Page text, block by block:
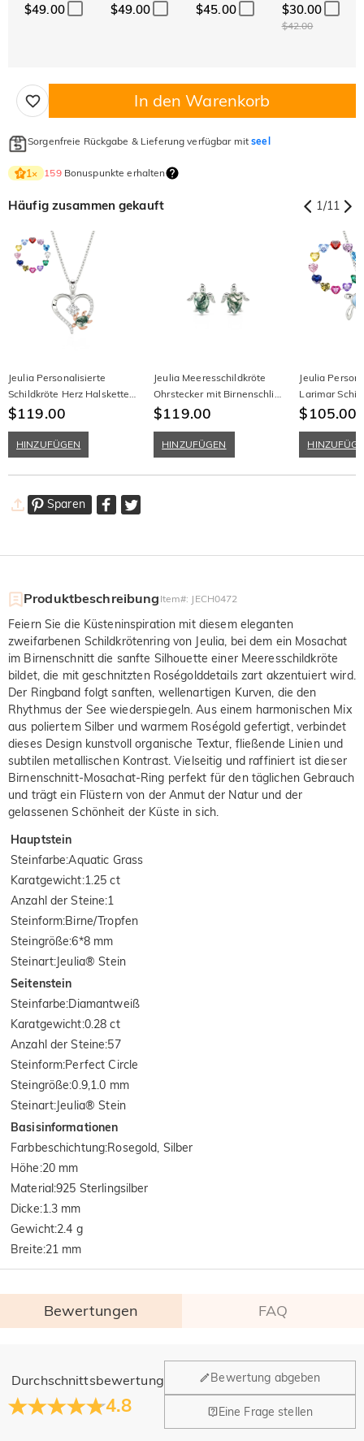
$49.00 $49.00 $45.00 $30.00
$42.00
In den Warenkorb
Sorgenfreie Rückgabe & Lieferung verfügbar mitseel
1× 159Bonuspunkte erhalten
Häufig zusammen gekauft 1/11
Jeulia Personalisierte
Schildkröte Herz Halskette
mit Moosachat und
$119.00
HINZUFÜGEN
Jeulia Meeresschildkröte
Ohrstecker mit Birnenschliff
Moosachat
$119.00
HINZUFÜGEN
Jeulia
Larimar
Halskette mit
$105.00
Sparen
Produktbeschreibung Item#: JECH0472
Feiern Sie die Küsteninspiration mit diesem eleganten
zweifarbenen Schildkrötenring von Jeulia, bei dem ein Mosachat
im Birnenschnitt die sanfte Silhouette einer Meeresschildkröte
bildet, die mit geschnitzten Roségolddetails zart akzentuiert wird.
Der Ringband folgt sanften, wellenartigen Kurven, die den
Rhythmus der See wiederspiegeln. Aus einem harmonischen Mix
aus poliertem Silber und warmem Roségold gefertigt, verbindet
dieses Design kunstvoll organische Textur, fließende Linien und
subtilen metallischen Kontrast. Vielseitig und raffiniert ist dieser
Birnenschnitt-Mosachat-Ring perfekt für den täglichen Gebrauch
und trägt ein Flüstern von der Anmut der Natur und der
gelassenen Schönheit der Küste in sich.
Hauptstein
Steinfarbe:Aquatic Grass
Karatgewicht:1.25 ct
Anzahl der Steine:1
Steinform:Birne/Tropfen
Steingröße:6*8 mm
Steinart: Jeulia® Stein
Seitenstein
Steinfarbe:Diamantweiß
Karatgewicht:0.28 ct
Anzahl der Steine:57
Steinform:Perfect Circle
Steingröße:0.9,1.0 mm
Steinart: Jeulia® Stein
Basisinformationen
Farbbeschichtung:Rosegold, Silber
Höhe:20 mm
Material :925 Sterlingsilber
Dicke:1.3 mm
Gewicht:2.4 g
Breite:21 mm
Bewertungen FAQ
Durchschnittsbewertung
4.8
Bewertung abgeben
Eine Frage stellen
Allgemein
Wo befindet sich Ihr Unternehmen?
Unser Hauptbüro befindet sich in Los Angeles, Kalifornien,